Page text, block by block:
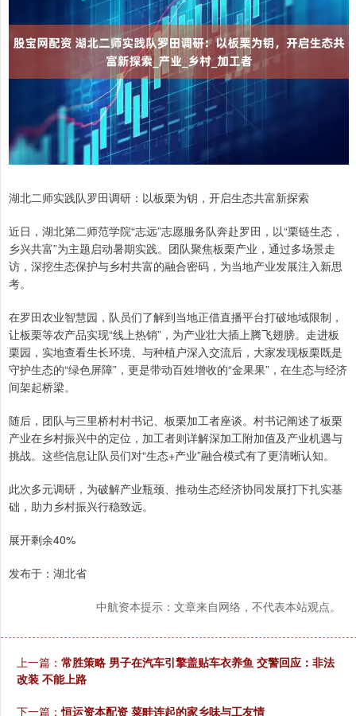
湖北二师实践队罗田调研：以板栗为钥，开启生态共富新探索
近日，湖北第二师范学院“志远”志愿服务队奔赴罗田，以“栗链生态，
乡兴共富”为主题启动暑期实践。团队聚焦板栗产业，通过多场景走
访，深挖生态保护与乡村共富的融合密码，为当地产业发展注入新思
考。
在罗田农业智慧园，队员们了解到当地正借直播平台打破地域限制，
让板栗等农产品实现“线上热销”，为产业壮大插上腾飞翅膀。走进板
栗园，实地查看生长环境、与种植户深入交流后，大家发现板栗既是
守护生态的“绿色屏障”，更是带动百姓增收的“金果果”，在生态与经济
间架起桥梁。
随后，团队与三里桥村村书记、板栗加工者座谈。村书记阐述了板栗
产业在乡村振兴中的定位，加工者则详解深加工附加值及产业机遇与
挑战。这些信息让队员们对“生态+产业”融合模式有了更清晰认知。
此次多元调研，为破解产业瓶颈、推动生态经济协同发展打下扎实基
础，助力乡村振兴行稳致远。
展开剩余40%
发布于：湖北省
中航资本提示：文章来自网络，不代表本站观点。
上一篇： 常胜策略 男子在汽车引擎盖贴车衣养鱼 交警回应：非法
改装 不能上路
下一篇：恒运资本配资 菜畦连起的家乡味与工友情